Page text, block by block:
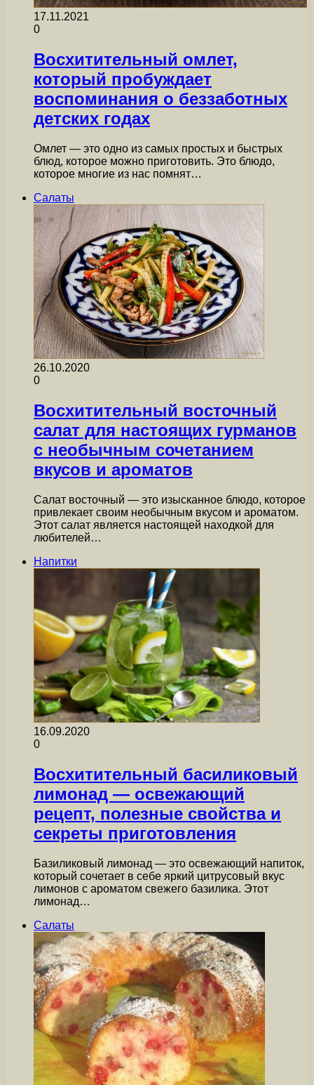
17.11.2021
0
Восхитительный омлет,
который пробуждает
воспоминания о беззаботных
детских годах
Омлет — это одно из самых простых и быстрых
блюд, которое можно приготовить. Это блюдо,
которое многие из нас помнят…
Салаты
26.10.2020
0
Восхитительный восточный
салат для настоящих гурманов
с необычным сочетанием
вкусов и ароматов
Салат восточный — это изысканное блюдо, которое
привлекает своим необычным вкусом и ароматом.
Этот салат является настоящей находкой для
любителей…
Напитки
16.09.2020
0
Восхитительный басиликовый
лимонад — освежающий
рецепт, полезные свойства и
секреты приготовления
Базиликовый лимонад — это освежающий напиток,
который сочетает в себе яркий цитрусовый вкус
лимонов с ароматом свежего базилика. Этот
лимонад…
Салаты